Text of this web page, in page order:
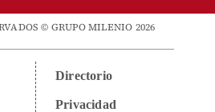
© GRUPO MILENIO 2026
Directorio
Privacidad